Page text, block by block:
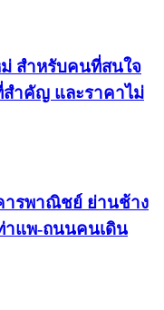
ม่ สำหรับคนที่สนใจ
สำคัญ และราคาไม่
ารพาณิชย์ ย่านช้าง
าแพ-ถนนคนเดิน